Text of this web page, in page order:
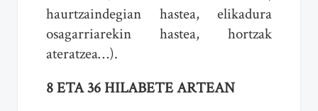
haurtzaindegian hastea, elikadura
osagarriarekin hastea, hortzak
ateratzea…).
8 ETA 36 HILABETE ARTEAN